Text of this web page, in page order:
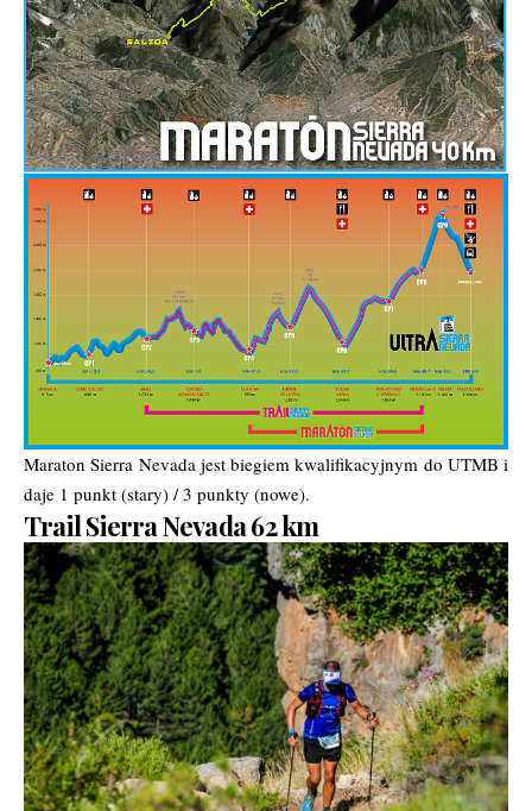
Maraton Sierra Nevada jest biegiem kwalifikacyjnym do UTMB i
daje 1 punkt (stary) / 3 punkty (nowe).
Trail Sierra Nevada 62 km